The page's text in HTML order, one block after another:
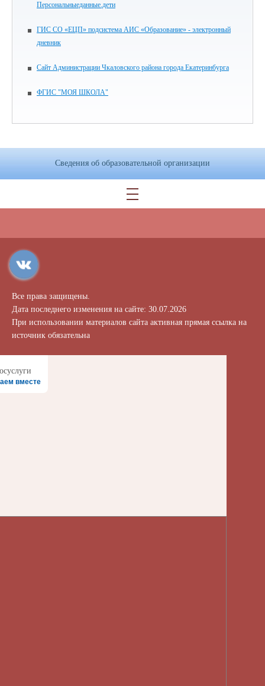
Персональныеданные.дети
ГИС СО «ЕЦП» подсистема АИС «Образование» - электронный
дневник
Сайт Администрации Чкаловского района города Екатеринбурга
ФГИС "МОЯ ШКОЛА"
Сведения об образовательной организации
Все права защищены.
Дата последнего изменения на сайте: 30.07.2026
При использовании материалов сайта активная прямая ссылка на
источник обязательна
вместе